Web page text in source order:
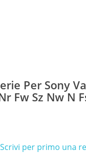
Per Sony
Fw Sz Nw N
Scrivi per primo una